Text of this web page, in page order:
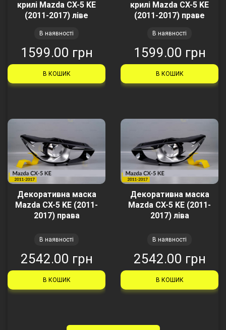
крилі Mazda CX-5 KE
(2011-2017) ліве
В наявності
1599.00 грн
В КОШИК
крилі Mazda CX-5 KE
(2011-2017) праве
В наявності
1599.00 грн
В КОШИК
Декоративна маска
Mazda CX-5 KE (2011-
2017) права
В наявності
2542.00 грн
В КОШИК
Декоративна маска
Mazda CX-5 KE (2011-
2017) ліва
В наявності
2542.00 грн
В КОШИК